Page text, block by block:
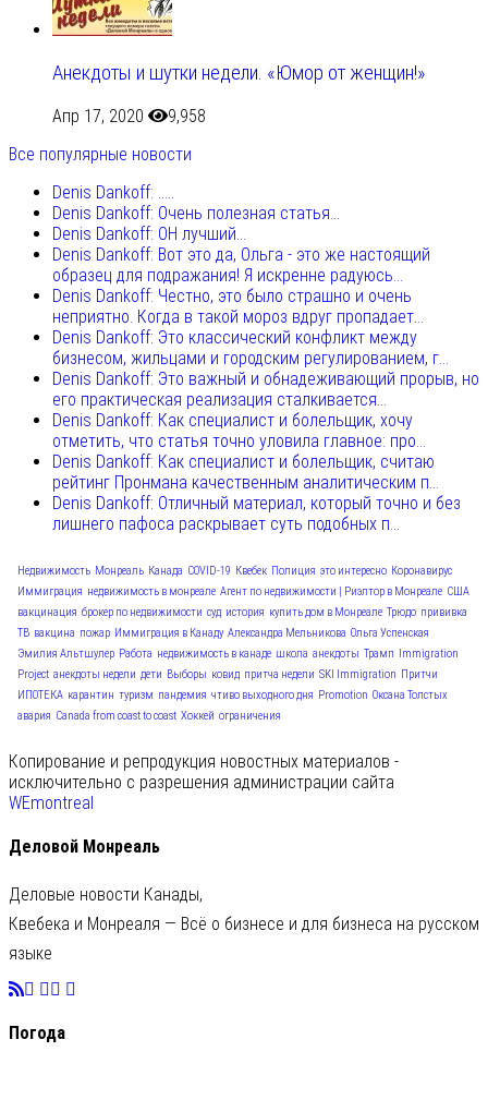
Анекдоты и шутки недели. «Юмор от женщин!»
Апр 17, 2020
9,958
Все популярные новости
Denis Dankoff: .....
Denis Dankoff: Очень полезная статья...
Denis Dankoff: ОН лучший...
Denis Dankoff: Вот это да, Ольга - это же настоящий
образец для подражания! Я искренне радуюсь...
Denis Dankoff: Честно, это было страшно и очень
неприятно. Когда в такой мороз вдруг пропадает...
Denis Dankoff: Это классический конфликт между
бизнесом, жильцами и городским регулированием, г...
Denis Dankoff: Это важный и обнадеживающий прорыв, но
его практическая реализация сталкивается...
Denis Dankoff: Как специалист и болельщик, хочу
отметить, что статья точно уловила главное: про...
Denis Dankoff: Как специалист и болельщик, считаю
рейтинг Пронмана качественным аналитическим п...
Denis Dankoff: Отличный материал, который точно и без
лишнего пафоса раскрывает суть подобных п...
Недвижимость Монреаль Канада COVID-19 Квебек Полиция это интересно Коронавирус
Иммиграция недвижимость в монреале Агент по недвижимости | Риэлтор в Монреале США
вакцинация брокер по недвижимости суд история купить дом в Монреале Трюдо прививка
ТВ вакцина пожар Иммиграция в Канаду Александра Мельникова Ольга Успенская
Эмилия Альтшулер Работа недвижимость в канаде школа анекдоты Трамп Immigration
Project анекдоты недели дети Выборы ковид притча недели SKI Immigration Притчи
ИПОТЕКА карантин туризм пандемия чтиво выходного дня Promotion Оксана Толстых
авария Canada from coast to coast Хоккей ограничения
Копирование и репродукция новостных материалов -
исключительно с разрешения администрации сайта
WEmontreal
Деловой Монреаль
Деловые новости Канады,
Квебека и Монреаля — Всё о бизнесе и для бизнеса на русском
языке
Погода